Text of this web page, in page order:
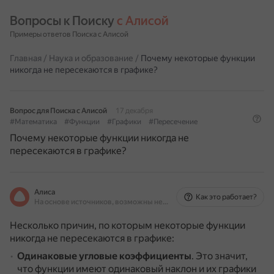
Вопросы к Поиску с Алисой
Примеры ответов Поиска с Алисой
Главная / Наука и образование / Почему некоторые функции
никогда не пересекаются в графике?
Вопрос для Поиска с Алисой
17 декабря
#Математика
#Функции #Графики #Пересечение
Почему некоторые функции никогда не
пересекаются в графике?
Алиса
На основе источников, возможны неточности
Как это работает?
Несколько причин, по которым некоторые функции
никогда не пересекаются в графике:
Одинаковые угловые коэффициенты. Это значит,
что функции имеют одинаковый наклон и их графики